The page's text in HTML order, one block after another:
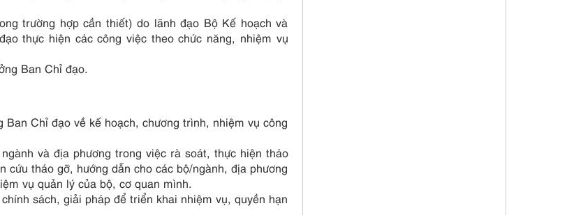
trường hợp cần thiết) do lãnh đạo Bộ Kế hoạch và
thực hiện các công việc theo chức năng, nhiệm vụ
Ban Chỉ đạo.
Chỉ đạo về kế hoạch, chương trình, nhiệm vụ công
và địa phương trong việc rà soát, thực hiện tháo
tháo gỡ, hướng dẫn cho các bộ/ngành, địa phương
vụ quản lý của bộ, cơ quan mình.
sách, giải pháp để triển khai nhiệm vụ, quyền hạn